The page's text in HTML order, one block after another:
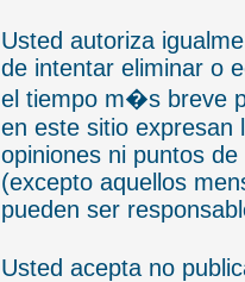
Usted autoriza
de intentar eliminar o
el tiempo m�s breve
en este sitio expresan
opiniones ni puntos
(excepto aquellos
pueden ser
Usted acepta no